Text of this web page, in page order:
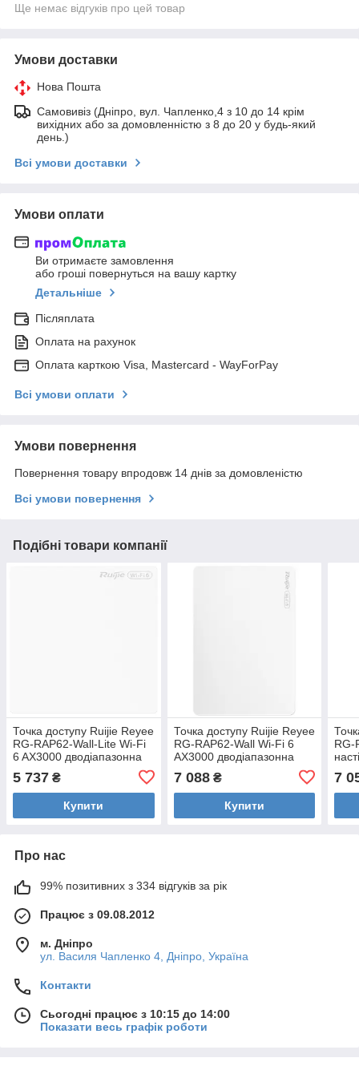
Ще немає відгуків про цей товар
Умови доставки
Нова Пошта
Самовивіз (Дніпро, вул. Чапленко,4 з 10 до 14 крім
вихідних або за домовленністю з 8 до 20 у будь-який
день.)
Всі умови доставки
Умови оплати
Ви отримаєте замовлення
або гроші повернуться на вашу картку
Детальніше
Післяплата
Оплата на рахунок
Оплата карткою Visa, Mastercard - WayForPay
Всі умови оплати
Умови повернення
Повернення товару впродовж 14 днів за домовленістю
Всі умови повернення
Подібні товари компанії
Точка доступу Ruijie Reyee
RG-RAP62-Wall-Lite Wi-Fi
6 AX3000 дводіапазонна
5 737 ₴
Купити
Точка доступу Ruijie Reyee
RG-RAP62-Wall Wi-Fi 6
AX3000 дводіапазонна
7 088₴
Купити
RG-
7
Про нас
99% позитивних з 334 відгуків за рік
Працює з 09.08.2012
м. Дніпро
ул. Василя Чапленко 4, Дніпро, Україна
Контакти
Сьогодні працює з 10:15 до 14:00
Показати весь графік роботи